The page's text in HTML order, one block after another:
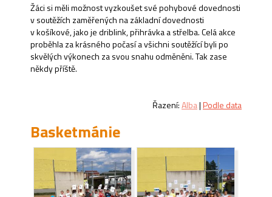
Žáci si měli možnost vyzkoušet své pohybové dovednosti
v soutěžích zaměřených na základní dovednosti
v košíkové, jako je driblink, přihrávka a střelba. Celá akce
proběhla za krásného počasí a všichni soutěžící byli po
skvělých výkonech za svou snahu odměněni. Tak zase
někdy příště.
Řazení:Alba|Podle data
Basketmánie